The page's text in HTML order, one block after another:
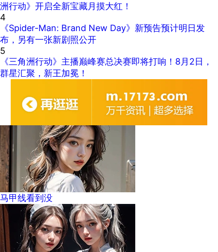
洲行动》开启全新宝藏月摸大红！
4
《Spider-Man: Brand New Day》新预告预计明日发
布，另有一张新剧照公开
5
《三角洲行动》主播巅峰赛总决赛即将打响！8月2日，
群星汇聚，新王加冕！
马甲线看到没